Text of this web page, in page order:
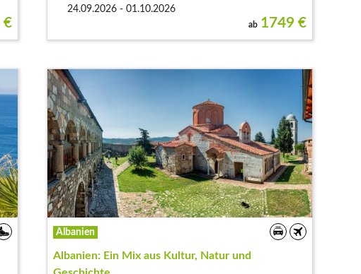
€
24.09.2026 - 01.10.2026
ab 1749 €
Albanien
Albanien: Ein Mix aus Kultur, Natur und